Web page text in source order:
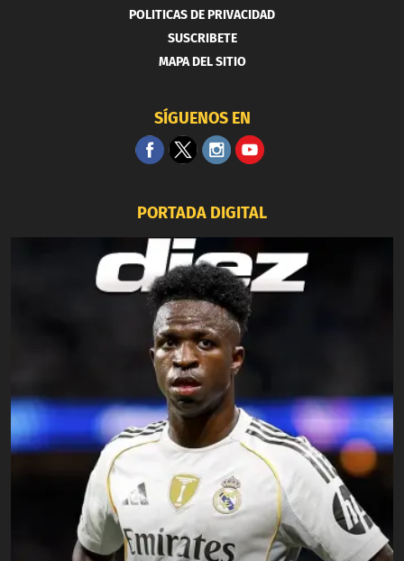
POLITICAS DE PRIVACIDAD
SUSCRIBETE
MAPA DEL SITIO
SÍGUENOS EN
PORTADA DIGITAL